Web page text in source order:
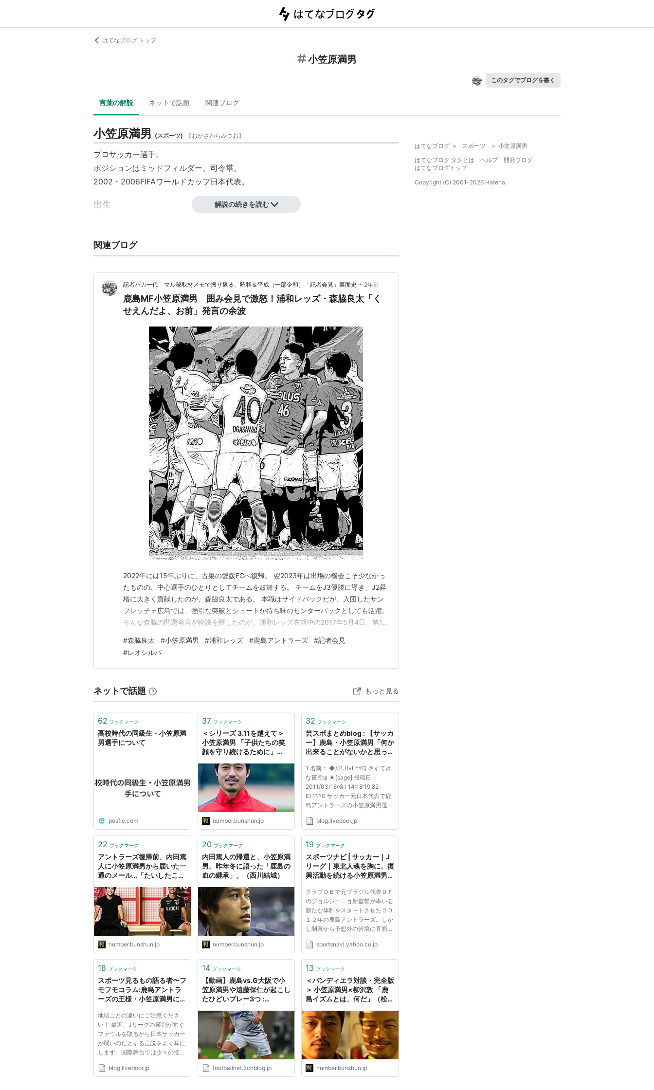
はてなブログ トップ
小笠原満男
このタグでブログを書く
言葉の解説 ネットで話題 関連ブログ
小笠原満男 (スポーツ) 【おがさわらみつお】
プロサッカー選手。
ポジションはミッドフィルダー、司令塔。
2002・2006FIFAワールドカップ日本代表。
出生
所属クラブ
大船渡高校
1998-2006.8
鹿島アントラーズ
FCメッシーナ・ペローロ(期限付き移籍)
鹿島アントラーズ
2001 Jリーグ ベストイレブン
2002 Jリーグカップ MVP
2002 Jリーグ ベストイレブン
2003 Jリーグ ベストイレブン
リスト::サッカー選手
解説の続きを読む
関連ブログ
記者バカ一代 マル秘取材メモで振り返る、昭和＆平成（一部令和）「記者会見」裏面史 • 2年前
鹿島MF小笠原満男 囲み会見で激怒！浦和レッズ・森脇良太「く
せえんだよ、お前」発言の余波
2022年には15年ぶりに、古巣の愛媛FCへ復帰。 翌2023年は出場の機会こそ少なかっ
たものの、中心選手のひとりとしてチームを鼓舞する。 チームをJ3優勝に導き、J2昇
格に大きく貢献したのが、森脇良太である。 本職はサイドバックだが、入団したサン
フレッチェ広島では、強引な突破とシュートが持ち味のセンターバックとしても活躍。
そんな森脇の問題発言が物議を醸したのが、浦和レッズ在籍中の2017年5月4日、第10
トロヴィッチ監督率いる浦和へ移籍。以降、浦和では存在感溢れるプレーで活躍してい
た。 この日は首位攻防戦と…
#森脇良太 #小笠原満男 #浦和レッズ #鹿島アントラーズ #記者会見
#レオシルバ
ネットで話題 もっと見る
62 ブックマーク
高校時代の同級生・小笠原満
男選手について
posfie.com
37 ブックマーク
＜シリーズ 3.11を越えて＞
小笠原満男 「子供たちの笑
顔を守り続けるために」
（佐藤俊）
number.bunshun.jp
32 ブックマーク
芸スポまとめblog : 【サッカ
ー】鹿島・小笠原満男「何か
出来ることがないかと思って
市の避難所を訪れ被災した
人々を励ます - ライブドアブ
ログ
1 名前： ◆/J1JfvLhYQ ＠すてき
な夜空φ ★[sage] 投稿日：
2011/03/18(金) 14:18:19.82
ID:???0 サッカー元日本代表で鹿
島アントラーズの小笠原満男選手
が、震災で壊滅的な被害を 受け
た岩手県陸前高田市の避難所を訪
た。 小笠原選手は、妻が陸前高
田市の小友町出身で自身も大船渡
市の県立...
blog.livedoor.jp
22 ブックマーク
アントラーズ復帰前、内田篤
人に小笠原満男から届いた一
通のメール…「たいしたこと
年後の変化とは（池田博一）
number.bunshun.jp
20 ブックマーク
内田篤人の帰還と、小笠原満
男。昨年冬に語った「鹿島の
血の継承」。（西川結城）
number.bunshun.jp
19 ブックマーク
スポーツナビ | サッカー｜J
リーグ｜東北人魂を胸に、復
興活動を続ける小笠原満男
クラブＯＢで元ブラジル代表ＤＦ
のジョルジーニョ新監督が率いる
新たな体制をスタートさせた２０
１２年の鹿島アントラーズ。しか
し開幕から予想外の苦境に直面し
た。Ｊ１では２連敗を喫して９４
年以来の単独最下位に沈み、常勝
だが、２０日のヤマザキナビスコ
sportsnavi.yahoo.co.jp
18 ブックマーク
スポーツ見るもの語る者〜フ
モフモコラム:鹿島アントラ
ーズの王様・小笠原満男に学
地域ごとの違いにご注意くださ
い！ 最近、Jリーグの審判がすぐ
ファウルを取るから日本サッカー
が弱いのだとする言説をよく耳に
します。国際舞台では少々の接触
は流すため、倒れてもファウルは
取れない。ところが、日本でのプ
blog.livedoor.jp
14 ブックマーク
【動画】鹿島vs.G大阪で小
笠原満男や遠藤保仁が起こし
たひどいプレー3つ :
め】
footballnet.2chblog.jp
13 ブックマーク
＜バンディエラ対談・完全版
＞ 小笠原満男×柳沢敦 「鹿
島イズムとは、何だ」（松本
number.bunshun.jp
はてなブログ > スポーツ > 小笠原満男
はてなブログ タグとは
ヘルプ
開発ブログ
はてなブログトップ
Copyright (C) 2001-2026 Hatena.